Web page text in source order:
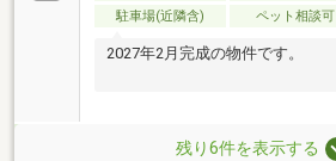
駐車場(近隣含)
ペット相談可
2027年2月完成の物件です。
残り6件を表示する